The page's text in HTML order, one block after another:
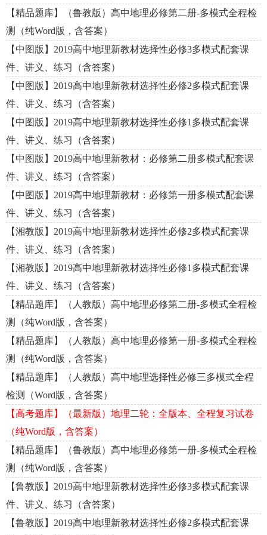
【精品题库】（鲁教版）高中地理必修第二册-多模式全程检
测（纯Word版，含答案）
【中图版】2019高中地理新教材选择性必修3多模式配套课
件、讲义、练习（含答案）
【中图版】2019高中地理新教材选择性必修2多模式配套课
件、讲义、练习（含答案）
【中图版】2019高中地理新教材选择性必修1多模式配套课
件、讲义、练习（含答案）
【中图版】2019高中地理新教材：必修第二册多模式配套课
件、讲义、练习（含答案）
【中图版】2019高中地理新教材：必修第一册多模式配套课
件、讲义、练习（含答案）
【湘教版】2019高中地理新教材选择性必修2多模式配套课
件、讲义、练习（含答案）
【湘教版】2019高中地理新教材选择性必修1多模式配套课
件、讲义、练习（含答案）
【精品题库】（人教版）高中地理必修第二册-多模式全程检
测（纯Word版，含答案）
【精品题库】（人教版）高中地理必修第一册-多模式全程检
测（纯Word版，含答案）
【精品题库】（人教版）高中地理选择性必修三多模式全程
检测（Word版，含答案）
【高考题库】（最新版）地理二轮：全版本、全程复习试卷
（纯Word版，含答案）
【精品题库】（鲁教版）高中地理必修第一册-多模式全程检
测（纯Word版，含答案）
【鲁教版】2019高中地理新教材选择性必修3多模式配套课
件、讲义、练习（含答案）
【鲁教版】2019高中地理新教材选择性必修2多模式配套课